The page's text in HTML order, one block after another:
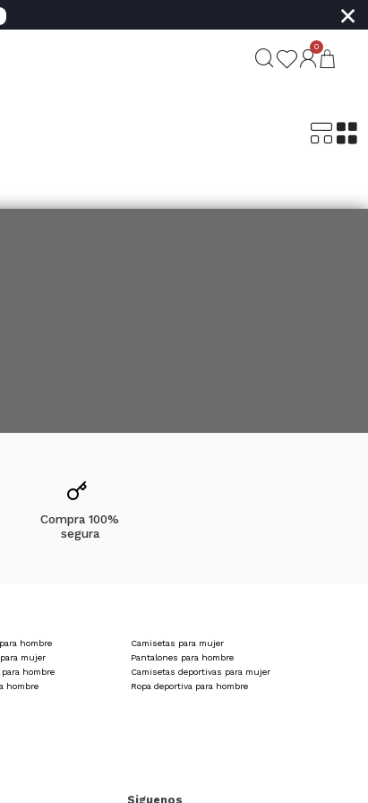
×
0
Compra 100%
segura
hombre
Camisetas para mujer
mujer
Pantalones para hombre
hombre
Camisetas deportivas para mujer
hombre Ropa deportiva para hombre
Siguenos